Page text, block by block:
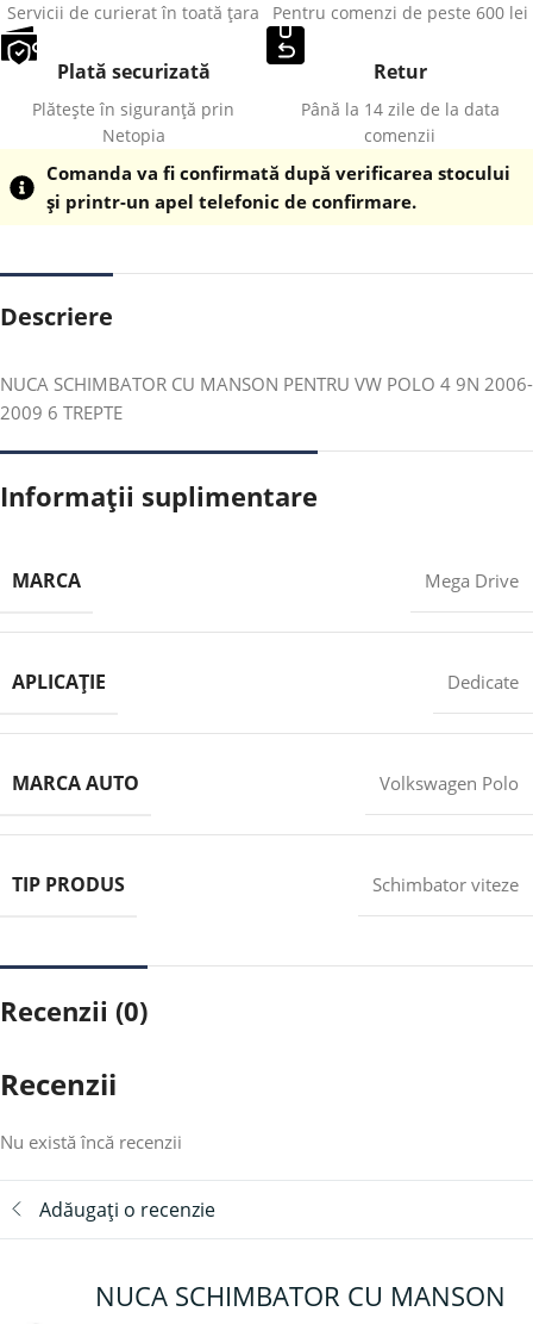
Servicii de curierat în toată țara Pentru comenzi de peste 600 lei
Plată securizată
Plătește în siguranță prin
Netopia
Retur
Până la 14 zile de la data
comenzii
Comanda va fi confirmată după verificarea stocului
și printr-un apel telefonic de confirmare.
Descriere
NUCA SCHIMBATOR CU MANSON PENTRU VW POLO 4 9N 2006-
2009 6 TREPTE
Informații suplimentare
MARCA Mega Drive
APLICAȚIE Dedicate
MARCA AUTO Volkswagen Polo
TIP PRODUS Schimbator viteze
Recenzii (0)
Recenzii
Nu există încă recenzii
Adăugați o recenzie
NUCA SCHIMBATOR CU MANSON